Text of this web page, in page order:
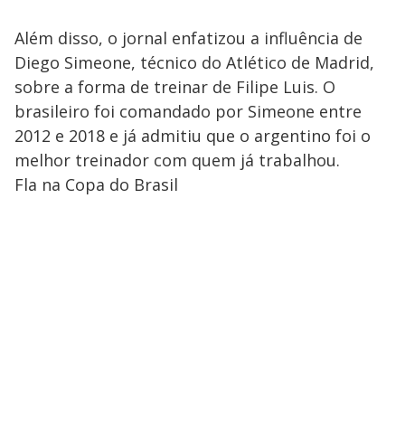
Além disso, o jornal enfatizou a influência de
Diego Simeone, técnico do Atlético de Madrid,
sobre a forma de treinar de Filipe Luis. O
brasileiro foi comandado por Simeone entre
2012 e 2018 e já admitiu que o argentino foi o
melhor treinador com quem já trabalhou.
Fla na Copa do Brasil